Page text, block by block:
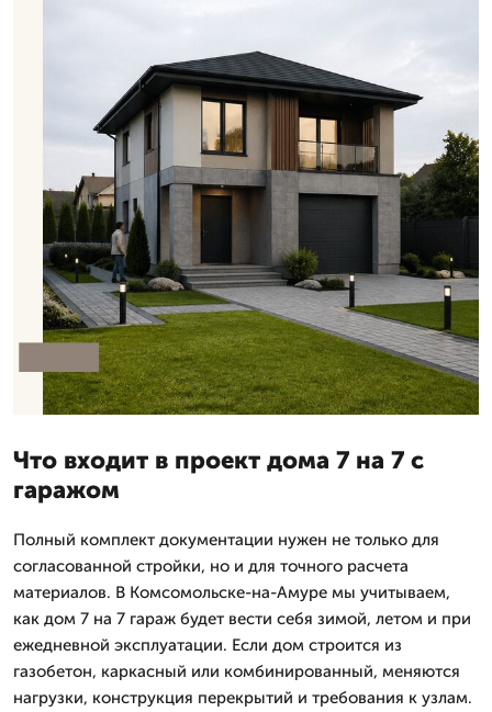
Что входит в проект дома 7 на 7 с
гаражом
Полный комплект документации нужен не только для
согласованной стройки, но и для точного расчета
материалов. В Комсомольске-на-Амуре мы учитываем,
как дом 7 на 7 гараж будет вести себя зимой, летом и при
ежедневной эксплуатации. Если дом строится из
газобетон, каркасный или комбинированный, меняются
нагрузки, конструкция перекрытий и требования к узлам.